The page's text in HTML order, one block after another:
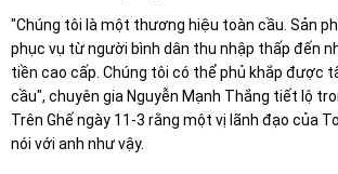
"Chúng tôi là một thương hiệu toàn cầu. Sản
phục vụ từ người bình dân thu nhập thấp đến
tiền cao cấp. Chúng tôi có thể phủ khắp được
cầu", chuyên gia Nguyễn Mạnh Thắng tiết lộ
Trên Ghế ngày 11-3 rằng một vị lãnh đạo của
nói với anh như vậy.